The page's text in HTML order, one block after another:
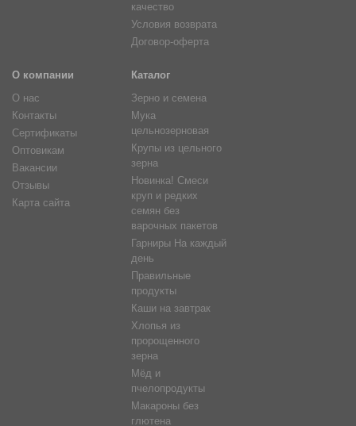
качество
Условия возврата
Договор-оферта
О компании
О нас
Контакты
Сертификаты
Оптовикам
Вакансии
Отзывы
Карта сайта
Каталог
Зерно и семена
Мука
цельнозерновая
Крупы из цельного
зерна
Новинка! Смеси
круп и редких
семян без
варочных пакетов
Гарниры На каждый
день
Правильные
продукты
Каши на завтрак
Хлопья из
пророщенного
зерна
Мёд и
пчелопродукты
Макароны без
глютена